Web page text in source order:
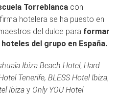
Torreblanca con
hotelera se ha puesto en
del dulce para formar
del grupo en España.
Ibiza Beach Hotel, Hard
Tenerife, BLESS Hotel Ibiza,
Ibiza y Only YOU Hotel